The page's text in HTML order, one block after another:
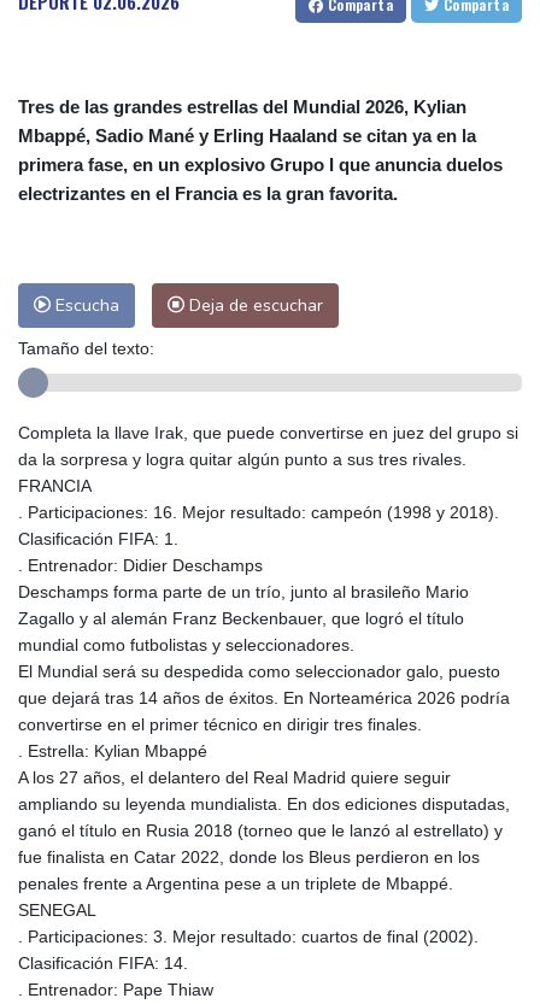
Comparta Comparta
Tres de las grandes estrellas del Mundial 2026, Kylian
Mbappé, Sadio Mané y Erling Haaland se citan ya en la
primera fase, en un explosivo Grupo I que anuncia duelos
electrizantes en el Francia es la gran favorita.
Escucha Deja de escuchar
Tamaño del texto:
Completa la llave Irak, que puede convertirse en juez del grupo si
da la sorpresa y logra quitar algún punto a sus tres rivales.
FRANCIA
. Participaciones: 16. Mejor resultado: campeón (1998 y 2018).
Clasificación FIFA: 1.
. Entrenador: Didier Deschamps
Deschamps forma parte de un trío, junto al brasileño Mario
Zagallo y al alemán Franz Beckenbauer, que logró el título
mundial como futbolistas y seleccionadores.
El Mundial será su despedida como seleccionador galo, puesto
que dejará tras 14 años de éxitos. En Norteamérica 2026 podría
convertirse en el primer técnico en dirigir tres finales.
. Estrella: Kylian Mbappé
A los 27 años, el delantero del Real Madrid quiere seguir
ampliando su leyenda mundialista. En dos ediciones disputadas,
ganó el título en Rusia 2018 (torneo que le lanzó al estrellato) y
fue finalista en Catar 2022, donde los Bleus perdieron en los
penales frente a Argentina pese a un triplete de Mbappé.
SENEGAL
. Participaciones: 3. Mejor resultado: cuartos de final (2002).
Clasificación FIFA: 14.
. Entrenador: Pape Thiaw